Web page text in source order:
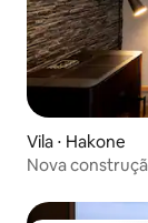
Vila ⋅ Hakone
Nova
pé | Estação